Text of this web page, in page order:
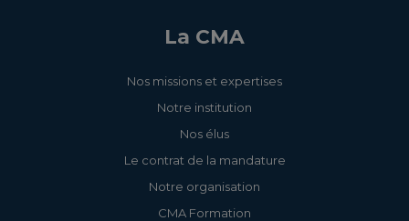
La CMA
Nos missions et expertises
Notre institution
Nos élus
Le contrat de la mandature
Notre organisation
CMA Formation